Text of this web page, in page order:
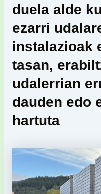
duela alde
ezarri
instalazioak
tasan,
udalerrian
dauden edo
hartuta